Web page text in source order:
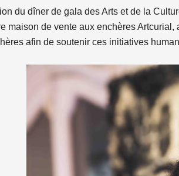
du dîner de gala des Arts et de la
maison de vente aux enchères
afin de soutenir ces initiatives